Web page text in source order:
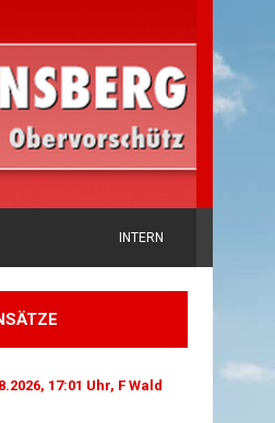
INTERN
17:01 Uhr, F Wald